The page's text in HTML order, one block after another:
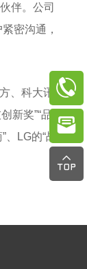
伴。公司
密沟通，
、科大讯
新奖”“品
LG的“战


